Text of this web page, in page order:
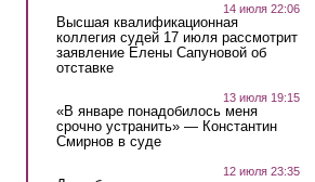
14 июля 22:06
Высшая квалификационная
коллегия судей 17 июля рассмотрит
заявление Елены Сапуновой об
отставке
13 июля 19:15
«В январе понадобилось меня
срочно устранить» — Константин
Смирнов в суде
12 июля 23:35